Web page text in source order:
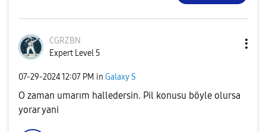
CGRZBN
Expert Level 5
‎07-29-202412:07 PM in Galaxy S
O zaman umarım halledersin. Pil konusu böyle olursa
yorar yani